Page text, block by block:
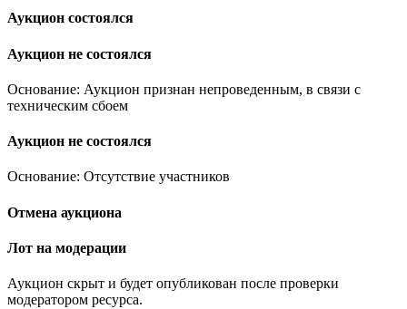
Аукцион состоялся
Аукцион не состоялся
Основание: Аукцион признан непроведенным, в связи с
техническим сбоем
Аукцион не состоялся
Основание: Отсутствие участников
Отмена аукциона
Лот на модерации
Аукцион скрыт и будет опубликован после проверки
модератором ресурса.